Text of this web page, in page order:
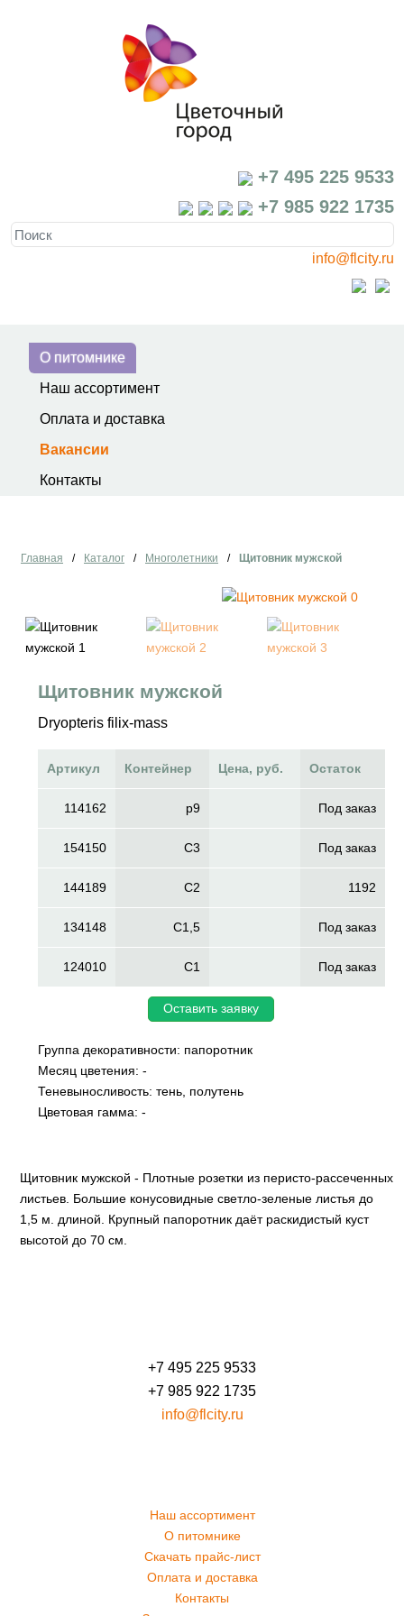
+7 495 225 9533
+7 985 922 1735
info@flcity.ru
О питомнике
Наш ассортимент
Оплата и доставка
Вакансии
Контакты
Главная / Каталог / Многолетники / Щитовник мужской
Щитовник мужской
Dryopteris filix-mass
Артикул Контейнер Цена, руб. Остаток
114162 p9 Под заказ
154150 C3 Под заказ
144189 C2 1192
134148 C1,5 Под заказ
124010 C1 Под заказ
Оставить заявку
Группа декоративности: папоротник
Месяц цветения: -
Теневыносливость: тень, полутень
Цветовая гамма: -
Щитовник мужской - Плотные розетки из перисто-рассеченных
листьев. Большие конусовидные светло-зеленые листья до
1,5 м. длиной. Крупный папоротник даёт раскидистый куст
высотой до 70 см.
+7 495 225 9533
+7 985 922 1735
info@flcity.ru
Наш ассортимент
О питомнике
Скачать прайс-лист
Оплата и доставка
Контакты